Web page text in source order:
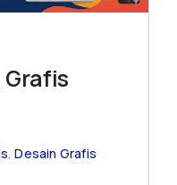
,Desain Grafis